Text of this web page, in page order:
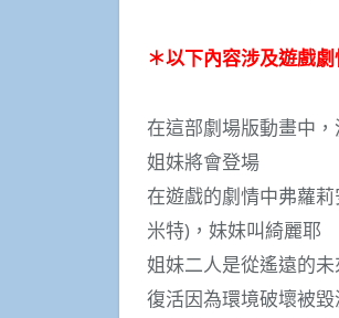
＊以下內容涉及遊戲
在這部劇場版動畫中
姐妹將會登場
在遊戲的劇情中弗蘿
米特)，妹妹叫綺麗耶
姐妹二人是從遙遠的
復活因為環境破壞被